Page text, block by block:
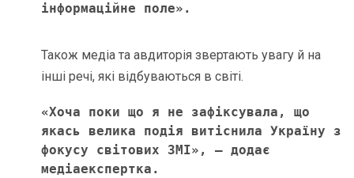
інформаційне поле».
Також медіа та авдиторія звертають увагу й на
інші речі, які відбуваються в світі.
«Хоча поки що я не зафіксувала, що
якась велика подія витіснила Україну з
фокусу світових ЗМІ», – додає
медіаекспертка.